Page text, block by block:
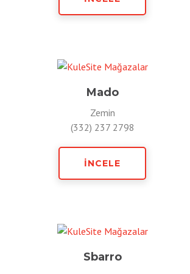
Mado
Zemin
(332) 237 2798
İNCELE
Sbarro